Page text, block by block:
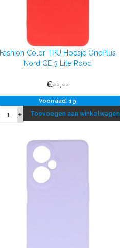
Fashion Color TPU Hoesje OnePlus
Nord CE 3 Lite Rood
€--,--
Voorraad: 19
Toevoegen aan winkelwagen